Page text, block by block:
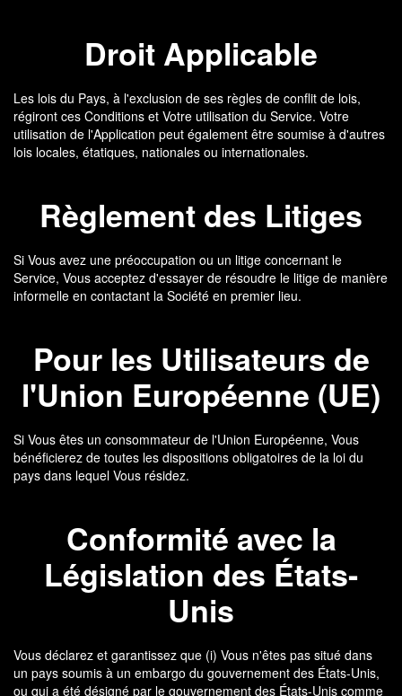
Droit Applicable
Les lois du Pays, à l'exclusion de ses règles de conflit de lois,
régiront ces Conditions et Votre utilisation du Service. Votre
utilisation de l'Application peut également être soumise à d'autres
lois locales, étatiques, nationales ou internationales.
Règlement des Litiges
Si Vous avez une préoccupation ou un litige concernant le
Service, Vous acceptez d'essayer de résoudre le litige de manière
informelle en contactant la Société en premier lieu.
Pour les Utilisateurs de
l'Union Européenne (UE)
Si Vous êtes un consommateur de l'Union Européenne, Vous
bénéficierez de toutes les dispositions obligatoires de la loi du
pays dans lequel Vous résidez.
Conformité avec la
Législation des États-
Unis
Vous déclarez et garantissez que (i) Vous n'êtes pas situé dans
un pays soumis à un embargo du gouvernement des États-Unis,
ou qui a été désigné par le gouvernement des États-Unis comme